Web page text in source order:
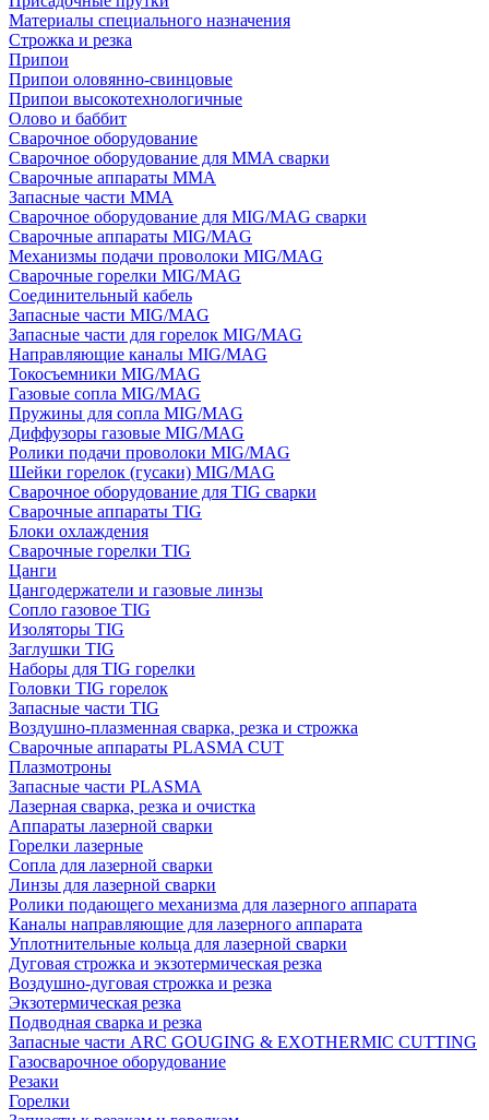
Материалы специального назначения
Строжка и резка
Припои
Припои оловянно-свинцовые
Припои высокотехнологичные
Олово и баббит
Сварочное оборудование
Сварочное оборудование для MMA сварки
Сварочные аппараты MMA
Запасные части MMA
Сварочное оборудование для MIG/MAG сварки
Сварочные аппараты MIG/MAG
Механизмы подачи проволоки MIG/MAG
Сварочные горелки MIG/MAG
Соединительный кабель
Запасные части MIG/MAG
Запасные части для горелок MIG/MAG
Направляющие каналы MIG/MAG
Токосъемники MIG/MAG
Газовые сопла MIG/MAG
Пружины для сопла MIG/MAG
Диффузоры газовые MIG/MAG
Ролики подачи проволоки MIG/MAG
Шейки горелок (гусаки) MIG/MAG
Сварочное оборудование для TIG сварки
Сварочные аппараты TIG
Блоки охлаждения
Сварочные горелки TIG
Цанги
Цангодержатели и газовые линзы
Сопло газовое TIG
Изоляторы TIG
Заглушки TIG
Наборы для TIG горелки
Головки TIG горелок
Запасные части TIG
Воздушно-плазменная сварка, резка и строжка
Сварочные аппараты PLASMA CUT
Плазмотроны
Запасные части PLASMA
Лазерная сварка, резка и очистка
Аппараты лазерной сварки
Горелки лазерные
Сопла для лазерной сварки
Линзы для лазерной сварки
Ролики подающего механизма для лазерного аппарата
Каналы направляющие для лазерного аппарата
Уплотнительные кольца для лазерной сварки
Дуговая строжка и экзотермическая резка
Воздушно-дуговая строжка и резка
Экзотермическая резка
Подводная сварка и резка
Запасные части ARC GOUGING & EXOTHERMIC CUTTING
Газосварочное оборудование
Резаки
Горелки